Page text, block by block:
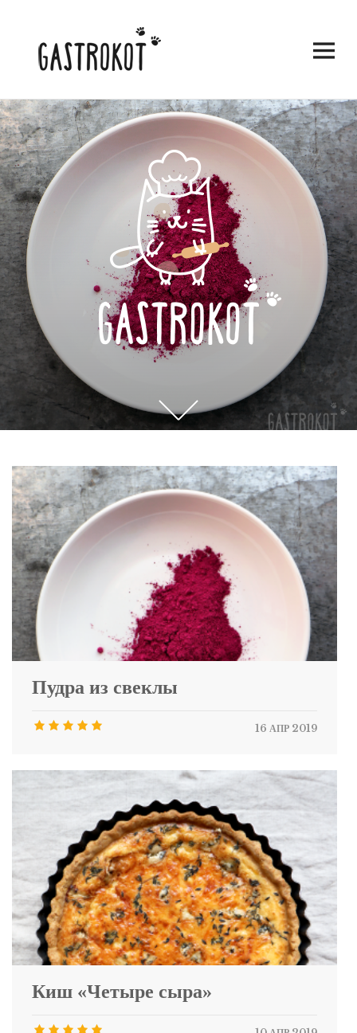
Прокрутите,
чтобы
больше
контента
Пудра из свеклы
16 АПР 2019
Киш «Четыре сыра»